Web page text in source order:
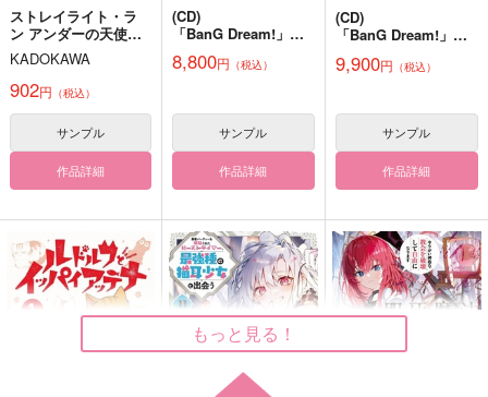
ふたりひととき ひと
かたき
お砂糖本舗
想
Butter Scotch Plus
330 （税込）
産屋敷輝利哉×宇髄天元
真八短編本
ナランハ
472
真下悟×八敷一男
ストレイライト・ラ
ン アンダーの天使と
死に損ないの反逆者
KADOKAWA
902円 （税込）
サンプル
作品詳細
(CD)
「BanG Dream!」
ァンガー
グテー
マ Drive Your Heart(
Blu-ray付生産限定
盤)/Poppin'Party
8,800円 （税込）
サンプル
作品詳細
(CD)
「BanG Dream!」ど
付生産限定
9,900円 （税込）
サンプル
作品詳細
もっと見る！